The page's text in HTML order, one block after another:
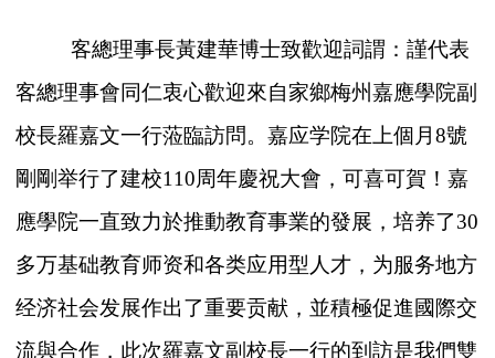
客總理事長黃建華博士致歡迎詞謂：謹代表
客總理事會同仁衷心歡迎來自家鄉梅州嘉應學院副
校長羅嘉文一行蒞臨訪問。嘉应学院在上個月8號
剛剛举行了建校110周年慶祝大會，可喜可賀！嘉
應學院一直致力於推動教育事業的發展，培养了30
多万基础教育师资和各类应用型人才，为服务地方
经济社会发展作出了重要贡献，並積極促進國際交
流與合作，此次羅嘉文副校長一行的到訪是我們雙